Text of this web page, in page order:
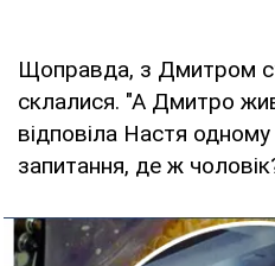
Щоправда, з Дмитром
склалися. "А Дмитро
відповіла Настя
запитання, де ж